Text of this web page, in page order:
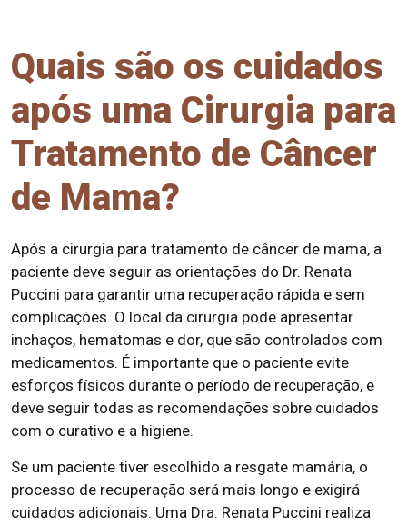
Quais são os cuidados
após uma Cirurgia para
Tratamento de Câncer
de Mama?
Após a cirurgia para tratamento de câncer de mama, a
paciente deve seguir as orientações do Dr. Renata
Puccini para garantir uma recuperação rápida e sem
complicações. O local da cirurgia pode apresentar
inchaços, hematomas e dor, que são controlados com
medicamentos. É importante que o paciente evite
esforços físicos durante o período de recuperação, e
deve seguir todas as recomendações sobre cuidados
com o curativo e a higiene.
Se um paciente tiver escolhido a resgate mamária, o
processo de recuperação será mais longo e exigirá
cuidados adicionais. Uma Dra. Renata Puccini realiza